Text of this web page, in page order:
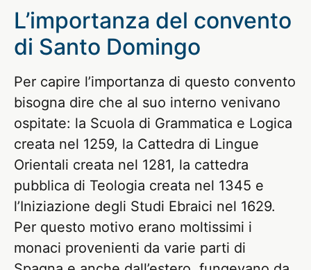
L’importanza del convento
di Santo Domingo
Per capire l’importanza di questo convento
bisogna dire che al suo interno venivano
ospitate: la Scuola di Grammatica e Logica
creata nel 1259, la Cattedra di Lingue
Orientali creata nel 1281, la cattedra
pubblica di Teologia creata nel 1345 e
l’Iniziazione degli Studi Ebraici nel 1629.
Per questo motivo erano moltissimi i
monaci provenienti da varie parti di